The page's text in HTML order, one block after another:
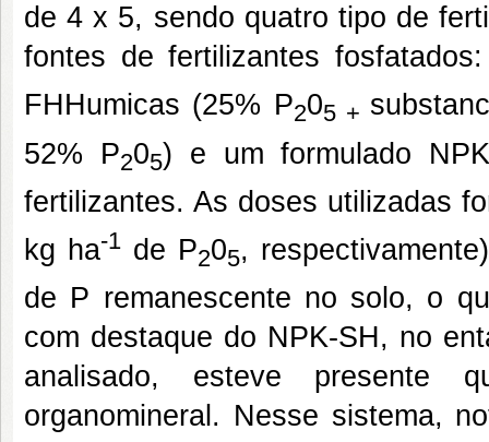
de 4 x 5, sendo quatro tipo de
fontes de fertilizantes
FHHumicas (25% P205 +
52% P205) e um formulado
fertilizantes. As doses utilizadas
kg ha-1de P205,
de P remanescente no solo, o
com destaque do NPK-SH, no
analisado, esteve presente
organomineral. Nesse sistema,